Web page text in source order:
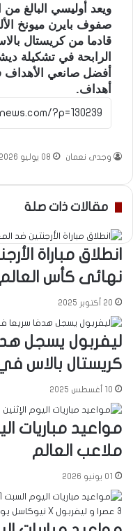
قادما من كريستال
الرابحة في تشكيلة
أفضل صانعي الأهداف
أهداف.
وجدى نعمان 08 يوليو 2026
مقالات ذات صلة
انطلاق مباراة
نهائى كأس
20 أكتوبر 2025
ليفربول يسجل
كريستال بالاس في
10 أغسطس 2025
ملاعب العالم
01 يونيو 2026